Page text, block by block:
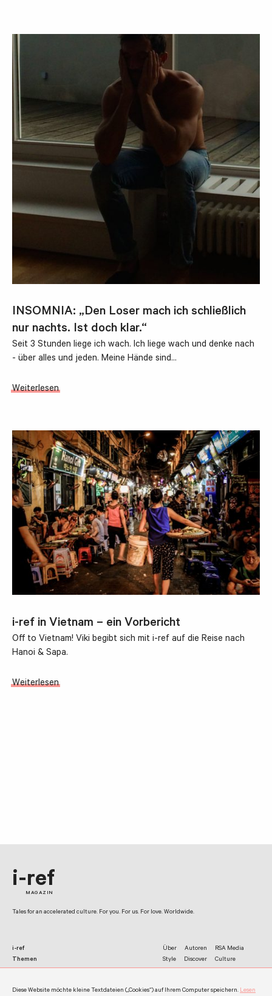
INSOMNIA: „Den Loser mach ich schließlich
nur nachts. Ist doch klar.“
Seit 3 Stunden liege ich wach. Ich liege wach und denke nach
- über alles und jeden. Meine Hände sind…
Weiterlesen
i-ref in Vietnam – ein Vorbericht
Off to Vietnam! Viki begibt sich mit i-ref auf die Reise nach
Hanoi & Sapa.
Weiterlesen
i-ref
MAGAZIN
Tales for an accelerated culture. For you. For us. For love. Worldwide.
i-ref Über Autoren
RSA Media
Themen
Style Discover
Culture
Diese Website möchte kleine Textdateien („Cookies“) auf Ihrem Computer speichern. Lesen